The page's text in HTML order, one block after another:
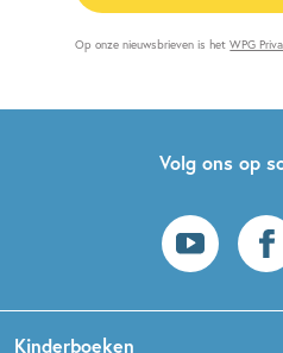
Op onze nieuwsbrieven is hetWPG
Volg ons op
Kinderboeken